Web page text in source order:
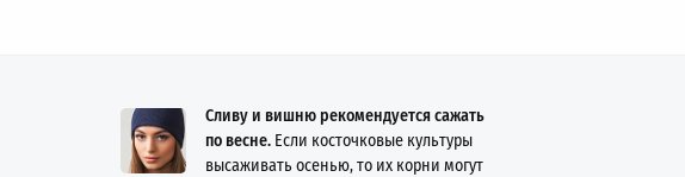
Сливу и вишню рекомендуется сажать
по весне.Если косточковые культуры
высаживать осенью, то их корни могут